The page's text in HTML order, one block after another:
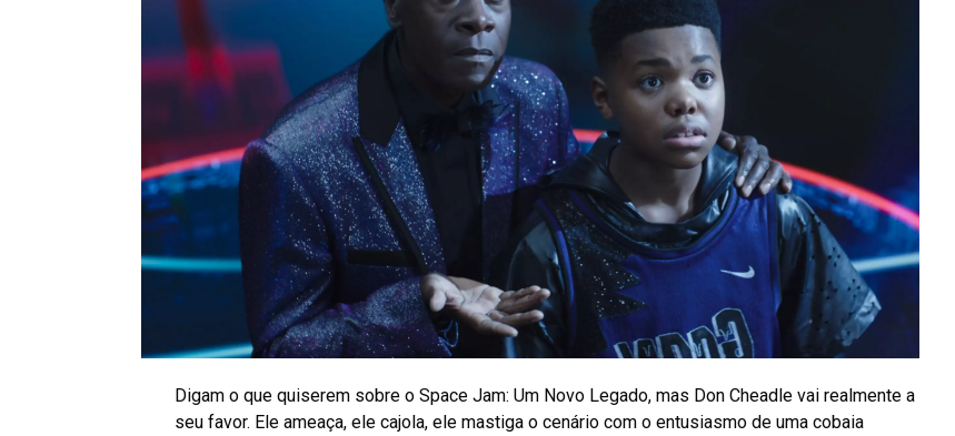
Digam o que quiserem sobre o Space Jam: Um Novo Legado, mas Don Cheadle vai realmente a
seu favor. Ele ameaça, ele cajola, ele mastiga o cenário com o entusiasmo de uma cobaia